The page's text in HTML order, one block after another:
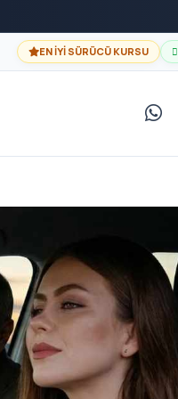
EN İYİ SÜRÜCÜ KURSU